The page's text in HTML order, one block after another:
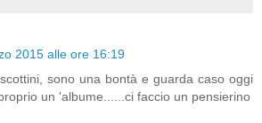
2015 alle ore 16:19
sono una bontà e guarda caso oggi
un 'albume......ci faccio un pensierino